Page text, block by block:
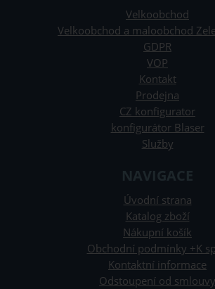
Velkoobchod
Velkoobchod a maloobchod
GDPR
VOP
Kontakt
Prodejna
CZ konfigurator
konfigurátor Blaser
Služby
NAVIGACE
Úvodní strana
Katalog zboží
Nákupní košík
Obchodní podmínky +K
Kontaktní informace
Odstoupení od smlouvy